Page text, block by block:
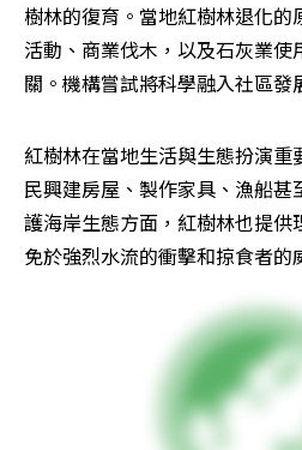
樹林的復育。當地紅樹林退化的
活動、商業伐木，以及石灰業
關。機構嘗試將科學融入社區發
紅樹林在當地生活與生態扮演
民興建房屋、製作家具、漁船
護海岸生態方面，紅樹林也提
免於強烈水流的衝擊和掠食者的